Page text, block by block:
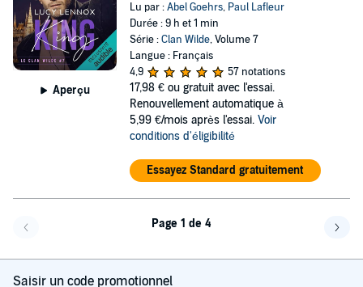
Aperçu
Lu par :Abel Goehrs, Paul Lafleur
Durée : 9 h et 1 min
Série :Clan Wilde, Volume 7
Langue : Français
4,9
57 notations
17,98 € ou gratuit avec l'essai.
Renouvellement automatique à
5,99 €/mois après l'essai. Voir
conditions d'éligibilité
Essayez Standard gratuitement
Page 1 de 4
Saisir un code promotionnel